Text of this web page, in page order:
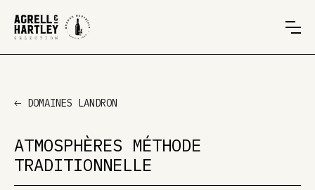
DOMAINES LANDRON
ATMOSPHÈRES MÉTHODE
TRADITIONNELLE